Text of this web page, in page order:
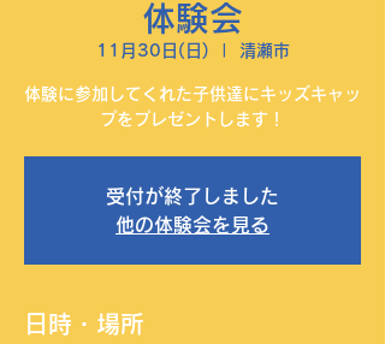
体験会
11月30日(日) 清瀬市
体験に参加してくれた子供達にキッズキャッ
プをプレゼントします！
受付が終了しました
他の体験会を見る
日時・場所